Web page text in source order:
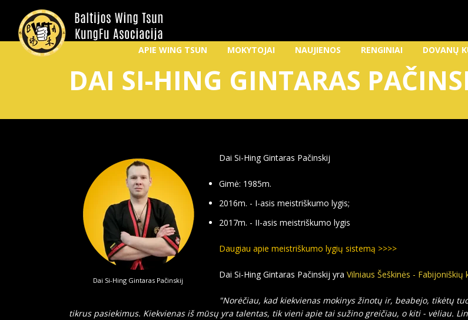
APIE WING TSUN MOKYTOJAI NAUJIENOS RENGINIAI DOVANŲ
DAI SI-HING GINTARAS
Dai Si-Hing Gintaras Pačinskij
Dai Si-Hing Gintaras Pačinskij
Gimė: 1985m.
2016m. - I-asis meistriškumo lygis;
2017m. - II-asis meistriškumo lygis
Daugiau apie meistriškumo lygių sistemą >>>>
Dai Si-Hing Gintaras Pačinskij yra Vilniaus Šeškinės - Fabijoniškių
"Norėčiau, kad kiekvienas mokinys žinotų ir, beabejo, tikėtų
tikrus pasiekimus. Kiekvienas iš mūsų yra talentas, tik vieni apie tai sužino greičiau, o kiti - vėliau.